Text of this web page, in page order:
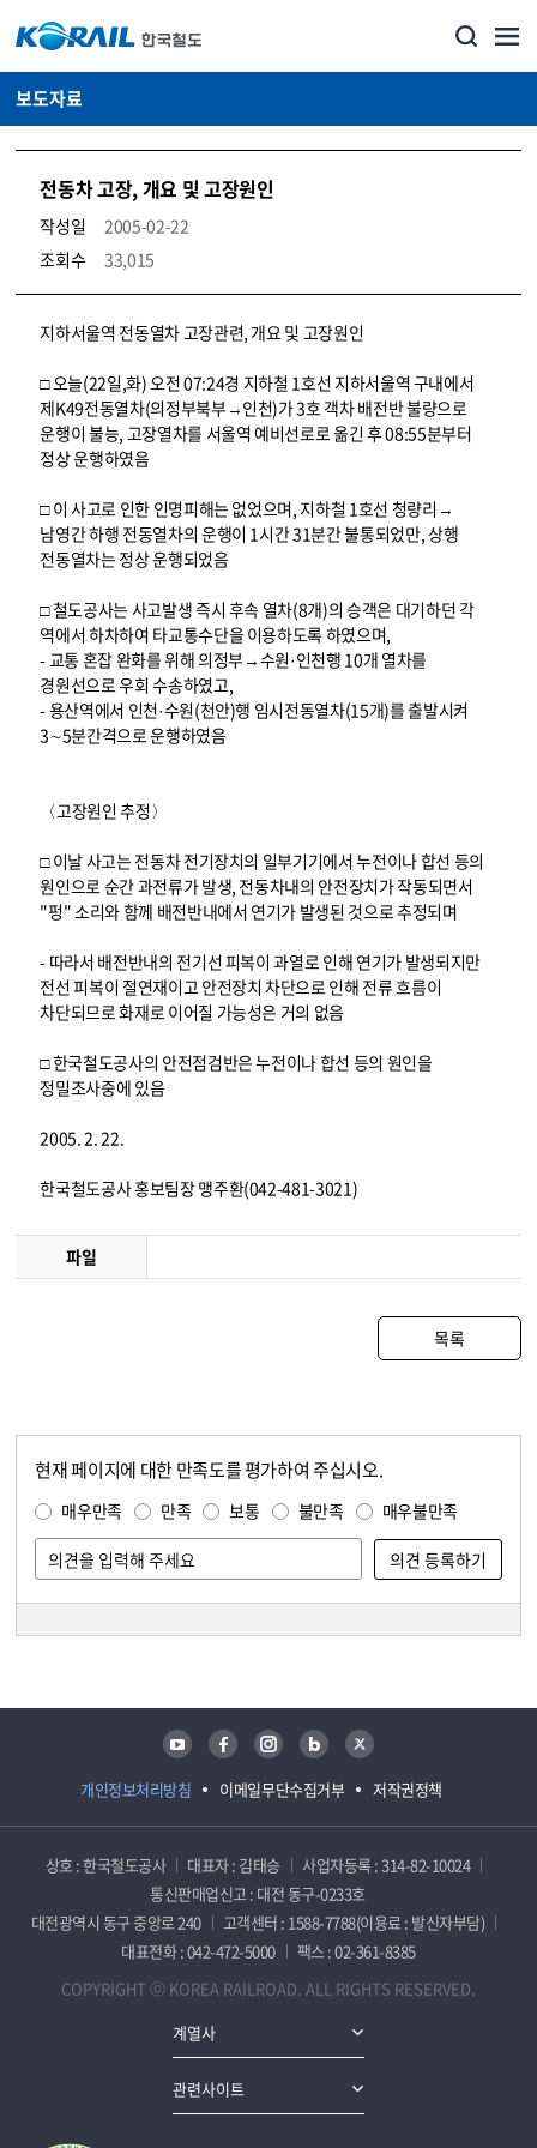
보도자료
전동차 고장, 개요 및 고장원인
작성일
2005-02-22
조회수
33,015
뉴스·홍보_보도자료 상세보기 – 내용, 파일, 담당자 연락처로 구성
지하서울역 전동열차 고장관련, 개요 및 고장원인
□ 오늘(22일,화) 오전 07:24경 지하철 1호선 지하서울역 구내에서
제K49전동열차(의정부북부→인천)가 3호 객차 배전반 불량으로
운행이 불능, 고장열차를 서울역 예비선로로 옮긴 후 08:55분부터
정상 운행하였음
□ 이 사고로 인한 인명피해는 없었으며, 지하철 1호선 청량리→
남영간 하행 전동열차의 운행이 1시간 31분간 불통되었만, 상행
전동열차는 정상 운행되었음
□ 철도공사는 사고발생 즉시 후속 열차(8개)의 승객은 대기하던 각
역에서 하차하여 타교통수단을 이용하도록 하였으며,
- 교통 혼잡 완화를 위해 의정부→수원·인천행 10개 열차를
경원선으로 우회 수송하였고,
- 용산역에서 인천·수원(천안)행 임시전동열차(15개)를 출발시켜
3∼5분간격으로 운행하였음
〈고장원인 추정〉
□ 이날 사고는 전동차 전기장치의 일부기기에서 누전이나 합선 등의
원인으로 순간 과전류가 발생, 전동차내의 안전장치가 작동되면서
"펑" 소리와 함께 배전반내에서 연기가 발생된 것으로 추정되며
- 따라서 배전반내의 전기선 피복이 과열로 인해 연기가 발생되지만
전선 피복이 절연재이고 안전장치 차단으로 인해 전류 흐름이
차단되므로 화재로 이어질 가능성은 거의 없음
□ 한국철도공사의 안전점검반은 누전이나 합선 등의 원인을
정밀조사중에 있음
2005. 2. 22.
한국철도공사 홍보팀장 맹주환(042-481-3021)
파일
목록
현재 페이지에 대한 만족도를 평가하여 주십시오.
매우만족 만족 보통 불만족 매우불만족
개인정보처리방침 이메일무단수집거부 저작권정책
유튜브 페이스북 인스타그램 블로그 트위터
상호 : 한국철도공사 대표자 : 김태승
사업자등록 : 314-82-10024
통신판매업신고 : 대전 동구-0233호
대전광역시 동구 중앙로 240
고객센터 : 1588-7788(이용료 : 발신자부담)
대표전화 : 042-472-5000
팩스 : 02-361-8385
COPYRIGHT ⓒ KOREA RAILROAD. ALL RIGHTS RESERVED.
계열사
관련사이트